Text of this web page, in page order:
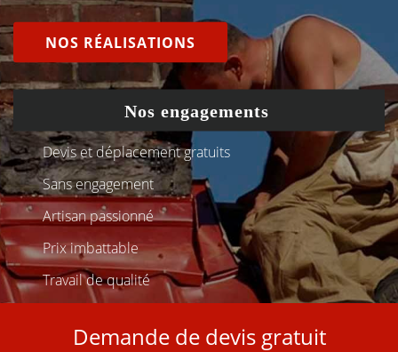
NOS RÉALISATIONS
Nos engagements
Devis et déplacement gratuits
Sans engagement
Artisan passionné
Prix imbattable
Travail de qualité
Demande de devis gratuit